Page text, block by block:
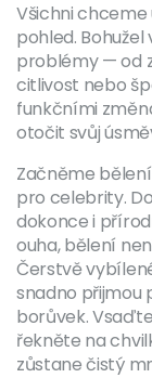
Všichni
pohled.
problémy — od
citlivost nebo
funkčními
otočit svůj
Začněme
pro celebrity.
dokonce i
ouha, bělení
Čerstvě
snadno přijmou
borůvek.
řekněte na
zůstane čistý